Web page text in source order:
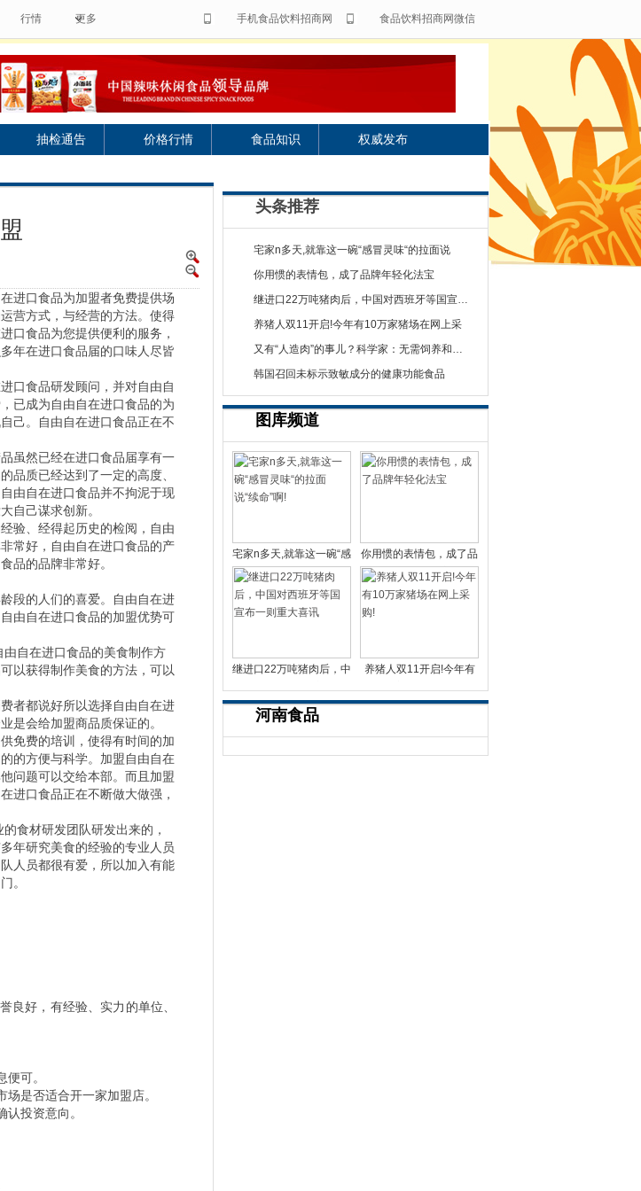
行情 更多 手机食品饮料招商网
食品饮料招商网微信
抽检通告 价格行情 食品知识 权威发布
进口食品为加盟者免费提供场
营方式，与经营的方法。使得
口食品为您提供便利的服务，
年在进口食品届的口味人尽皆
口食品研发顾问，并对自由自
已成为自由自在进口食品的为
己。自由自在进口食品正在不
虽然已经在进口食品届享有一
品质已经达到了一定的高度、
由自在进口食品并不拘泥于现
自己谋求创新。
验、经得起历史的检阅，自由
常好，自由自在进口食品的产
品的品牌非常好。
段的人们的喜爱。自由自在进
由自在进口食品的加盟优势可
自在进口食品的美食制作方
以获得制作美食的方法，可以
者都说好所以选择自由自在进
是会给加盟商品质保证的。
免费的培训，使得有时间的加
的方便与科学。加盟自由自在
问题可以交给本部。而且加盟
进口食品正在不断做大做强，
食材研发团队研发出来的，
年研究美食的经验的专业人员
人员都很有爱，所以加入有能
。
好，有经验、实力的单位、
可。
是否适合开一家加盟店。
投资意向。
头条推荐
宅家n多天,就靠这一碗“感冒灵味“的拉面说
你用惯的表情包，成了品牌年轻化法宝
继进口22万吨猪肉后，中国对西班牙等国宣布一
养猪人双11开启!今年有10万家猪场在网上采
又有“人造肉”的事儿？科学家：无需饲养和屠宰
韩国召回未标示致敏成分的健康功能食品
图库频道
宅家n多天,就靠这一碗“感
冒灵味“的拉面说
你用惯的表情包，成了品
牌年轻化法宝
继进口22万吨猪肉后，中
养猪人双11开启!今年有
河南食品